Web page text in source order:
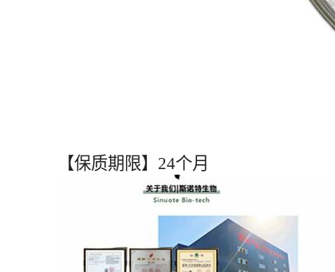
【保质期限】24个月